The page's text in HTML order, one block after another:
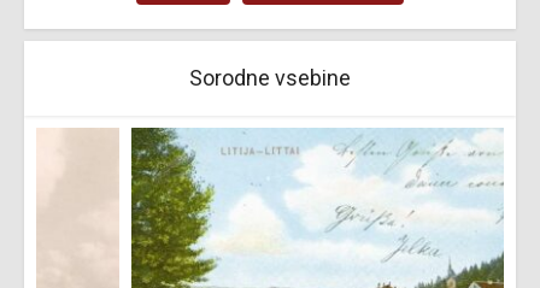
Sorodne vsebine